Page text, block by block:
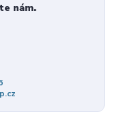
nám.